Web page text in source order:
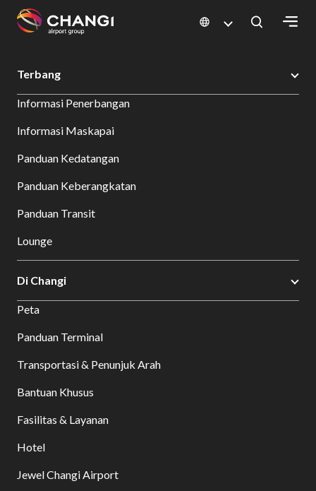
Changi
Language
Changi Airport Bersantap dan Belanja Direktori Toko Shop Detail
Terbang
Informasi Penerbangan
Informasi Maskapai
Panduan Kedatangan
Panduan Keberangkatan
Panduan Transit
Lounge
Di Changi
Peta
Panduan Terminal
Transportasi & Penunjuk Arah
Bantuan Khusus
Fasilitas & Layanan
Hotel
Jewel Changi Airport